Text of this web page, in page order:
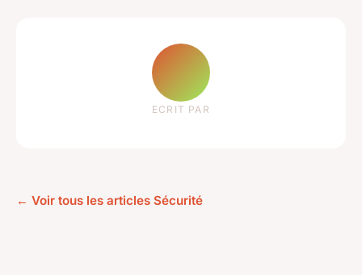
ECRIT PAR
← Voir tous les articles Sécurité